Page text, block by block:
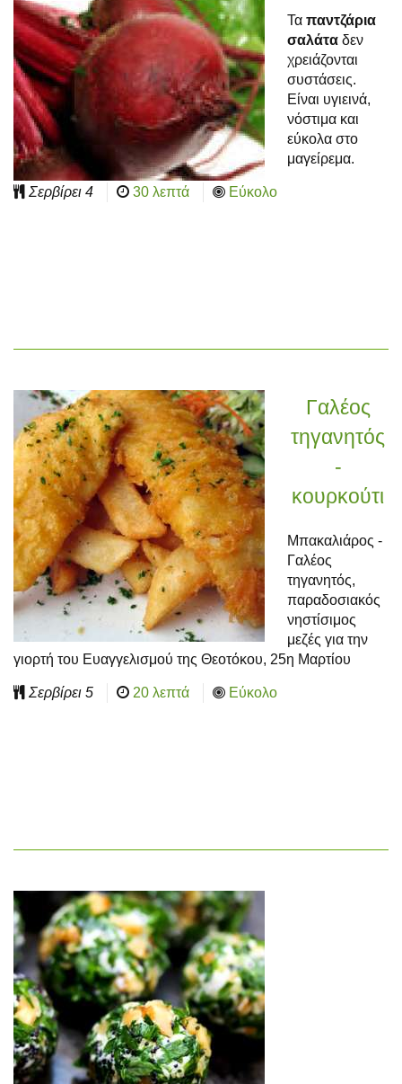
Τα παντζάρια
σαλάτα δεν
χρειάζονται
συστάσεις.
Είναι υγιεινά,
νόστιμα και
εύκολα στο
μαγείρεμα.
Σερβίρει 4 30 λεπτά Εύκολο
Γαλέος
τηγανητός
-
κουρκούτι
Μπακαλιάρος -
Γαλέος
τηγανητός,
παραδοσιακός
νηστίσιμος
μεζές για την
γιορτή του Ευαγγελισμού της Θεοτόκου, 25η Μαρτίου
Σερβίρει 5 20 λεπτά Εύκολο